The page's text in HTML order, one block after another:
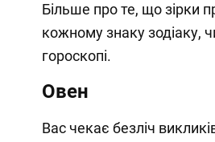
Більше про те, що зірки
кожному знаку зодіаку,
гороскопі.
Овен
Вас чекає безліч